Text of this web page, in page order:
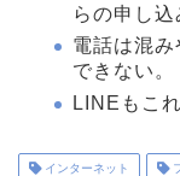
らの申し込
電話は混
できない。
LINEもこ
インターネット